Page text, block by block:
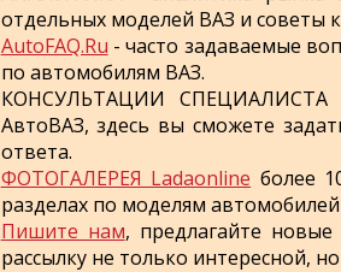
отдельных моделей ВАЗ и советы
AutoFAQ.Ru - часто задаваемые
по автомобилям ВАЗ.
КОНСУЛЬТАЦИИ СПЕЦИАЛИСТА
АвтоВАЗ, здесь вы сможете
ответа.
ФОТОГАЛЕРЕЯ Ladaonline более
разделах по моделям
Пишите нам, предлагайте
рассылку не только интересной,